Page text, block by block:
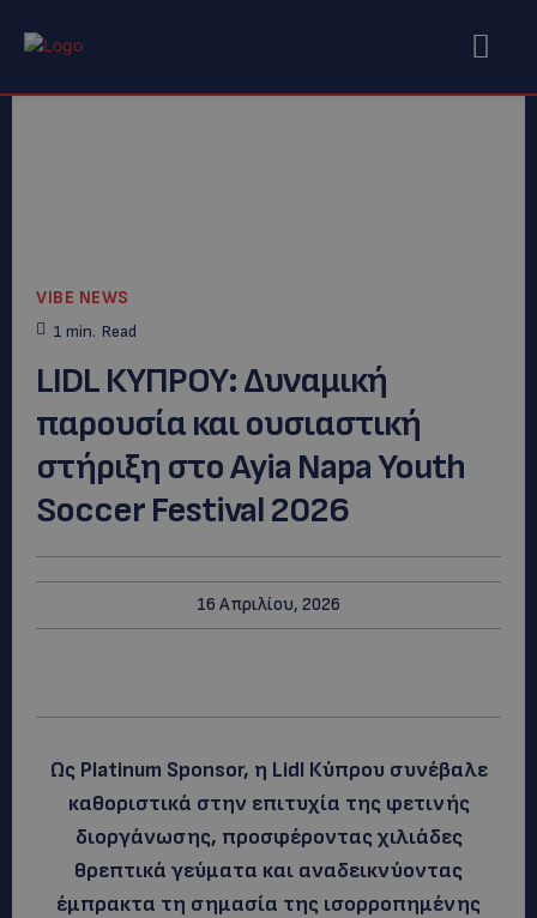
VIBE NEWS
1 min. Read
LΙDL ΚΥΠΡΟΥ: Δυναμική
παρουσία και ουσιαστική
στήριξη στο Ayia Napa Youth
Soccer Festival 2026
16 Απριλίου, 2026
Ως Platinum Sponsor, η Lidl Κύπρου συνέβαλε
καθοριστικά στην επιτυχία της φετινής
διοργάνωσης, προσφέροντας χιλιάδες
θρεπτικά γεύματα και αναδεικνύοντας
έμπρακτα τη σημασία της ισορροπημένης